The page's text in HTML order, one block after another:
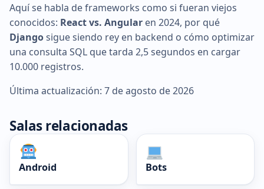
Aquí se habla de frameworks como si fueran viejos
conocidos: React vs. Angular en 2024, por qué
Djangosigue siendo rey en backend o cómo optimizar
una consulta SQL que tarda 2,5 segundos en cargar
10.000 registros.
Última actualización: 7 de agosto de 2026
Salas relacionadas
Android Bots